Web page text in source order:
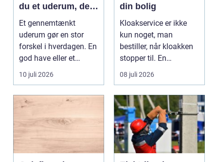
du et uderum, der
holder i mange år
Et gennemtænkt
uderum gør en stor
forskel i hverdagen. En
god have eller et
velplejet fællesareal
gi...
10 juli 2026
din bolig
Kloakservice er ikke
kun noget, man
bestiller, når kloakken
stopper til. En
systematisk gennem...
08 juli 2026